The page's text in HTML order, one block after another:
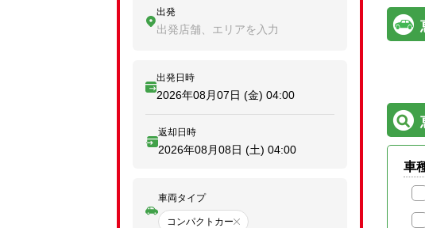
車
出発
出発店舗、エリアを入力
出発日時
2026年08月07日 (金) 04:00
返却日時
2026年08月08日 (土) 04:00
車両タイプ
コンパクトカー